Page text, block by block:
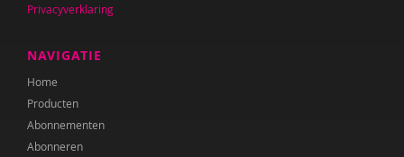
Johnny van Cadsand
Nathalie Camacho
Roxanna Camfferman
Privacyverklaring
NAVIGATIE
Home
Producten
Abonnementen
Abonneren